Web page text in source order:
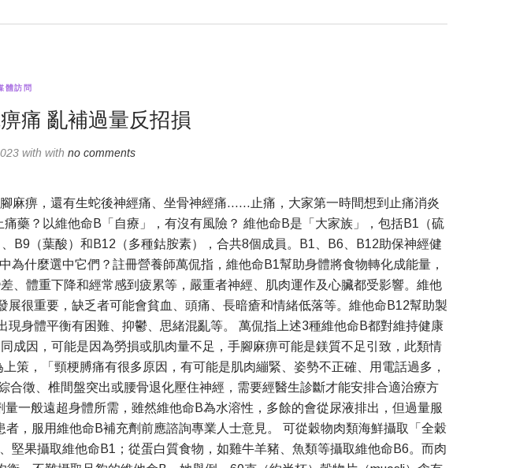
體訪問
痛 亂補過量反招損
with with no comments
麻痹，還有生蛇後神經痛、坐骨神經痛……止痛，大家第一時間想到止痛消炎
藥？以維他命B「自療」，有沒有風險？ 維他命B是「大家族」，包括B1（硫
B9（葉酸）和B12（多種鈷胺素），合共8個成員。B1、B6、B12助保神經健
什麼選中它們？註冊營養師萬侃指，維他命B1幫助身體將食物轉化成能量，
、體重下降和經常感到疲累等，嚴重者神經、肌肉運作及心臟都受影響。維他
很重要，缺乏者可能會貧血、頭痛、長暗瘡和情緒低落等。維他命B12幫助製
身體平衡有困難、抑鬱、思緒混亂等。 萬侃指上述3種維他命B都對維持健康
成因，可能是因為勞損或肌肉量不足，手腳麻痹可能是鎂質不足引致，此類情
策，「頸梗膊痛有很多原因，有可能是肌肉繃緊、姿勢不正確、用電話過多，
徵、椎間盤突出或腰骨退化壓住神經，需要經醫生診斷才能安排合適治療方
一般遠超身體所需，雖然維他命B為水溶性，多餘的會從尿液排出，但過量服
，服用維他命B補充劑前應諮詢專業人士意見。 可從穀物肉類海鮮攝取「全穀
果攝取維他命B1；從蛋白質食物，如雞牛羊豬、魚類等攝取維他命B6。而肉